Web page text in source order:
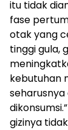
itu tidak
fase
otak yang
tinggi gula,
kebutuhan
gizinya